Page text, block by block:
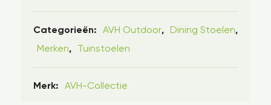
Categorieën: AVH Outdoor, Dining Stoelen,
Merken, Tuinstoelen
Merk: AVH-Collectie